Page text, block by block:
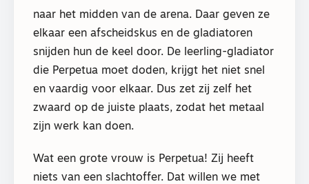
naar het midden van de arena. Daar geven ze
elkaar een afscheidskus en de gladiatoren
snijden hun de keel door. De leerling-gladiator
die Perpetua moet doden, krijgt het niet snel
en vaardig voor elkaar. Dus zet zij zelf het
zwaard op de juiste plaats, zodat het metaal
zijn werk kan doen.
Wat een grote vrouw is Perpetua! Zij heeft
niets van een slachtoffer. Dat willen we met